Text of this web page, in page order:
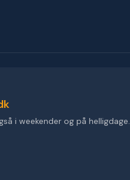
i weekender og på helligdage.